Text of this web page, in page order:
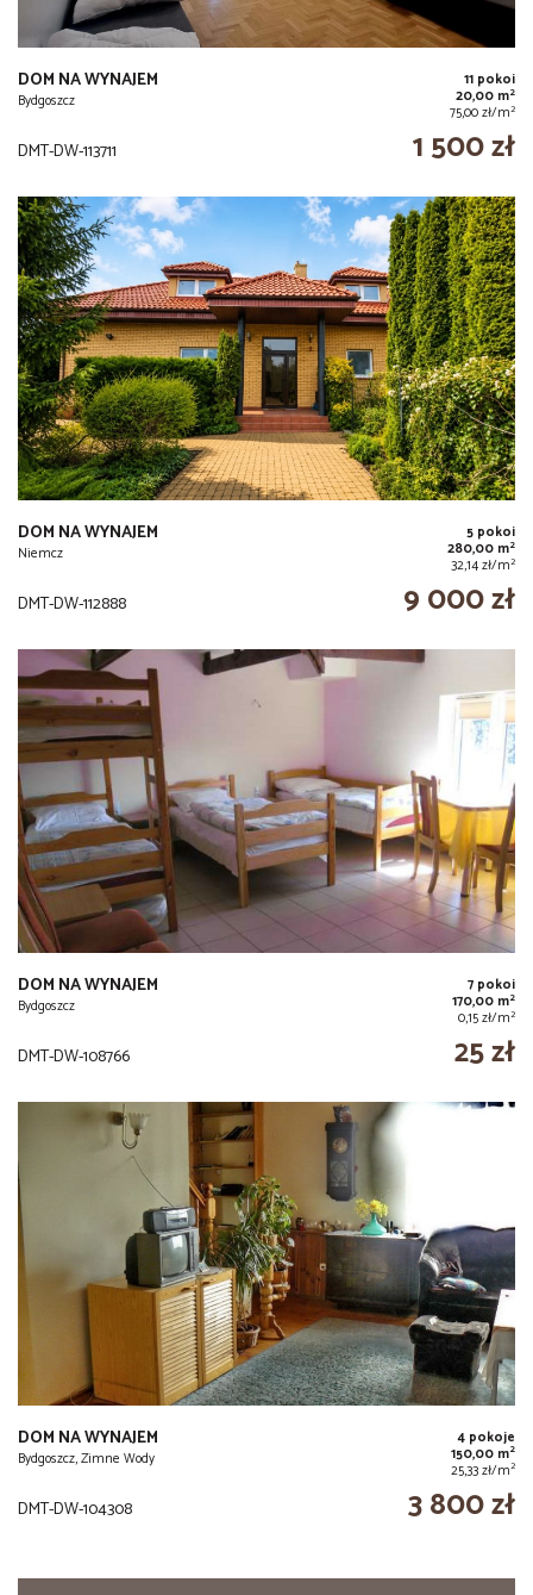
DOM NA WYNAJEM
Bydgoszcz
11 pokoi
20,00 m2
75,00 zł/m2
DMT-DW-113711 1 500 zł
DOM NA WYNAJEM
Niemcz
5 pokoi
280,00 m2
32,14 zł/m2
DMT-DW-112888 9 000 zł
DOM NA WYNAJEM
Bydgoszcz
7 pokoi
170,00 m2
0,15 zł/m2
DMT-DW-108766 25 zł
DOM NA WYNAJEM
Bydgoszcz, Zimne Wody
4 pokoje
150,00 m2
25,33 zł/m2
DMT-DW-104308 3 800 zł